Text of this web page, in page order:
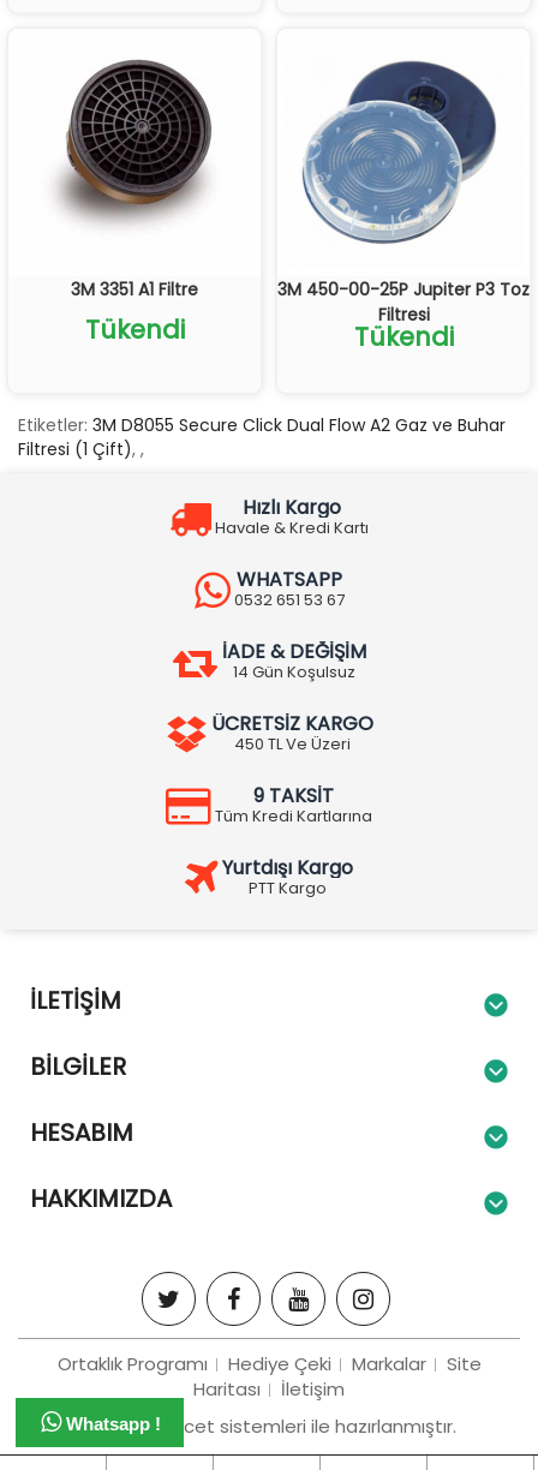
Whatsapp !
3M 3351 A1 Filtre
Tükendi
3M 450-00-25P Jupiter P3 Toz
Filtresi
Tükendi
Etiketler: 3M D8055 Secure Click Dual Flow A2 Gaz ve Buhar
Filtresi (1 Çift), ,
Hızlı Kargo
Havale & Kredi Kartı
WHATSAPP
0532 651 53 67
İADE & DEĞİŞİM
14 Gün Koşulsuz
ÜCRETSİZ KARGO
450 TL Ve Üzeri
9 TAKSİT
Tüm Kredi Kartlarına
Yurtdışı Kargo
PTT Kargo
İLETIŞIM
BILGILER
HESABIM
HAKKIMIZDA
Ortaklık Programı Hediye Çeki Markalar
Site
Haritası
İletişim
Bizim e-tiracet sistemleri ile hazırlanmıştır.